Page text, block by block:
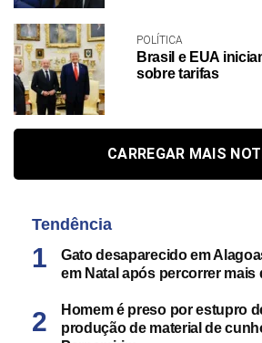
POLÍTICA
Brasil e EUA
sobre tarifas
CARREGAR MAIS
Tendência
Gato desaparecido em
em Natal após percorrer mais
Homem é preso por estupro
produção de material de